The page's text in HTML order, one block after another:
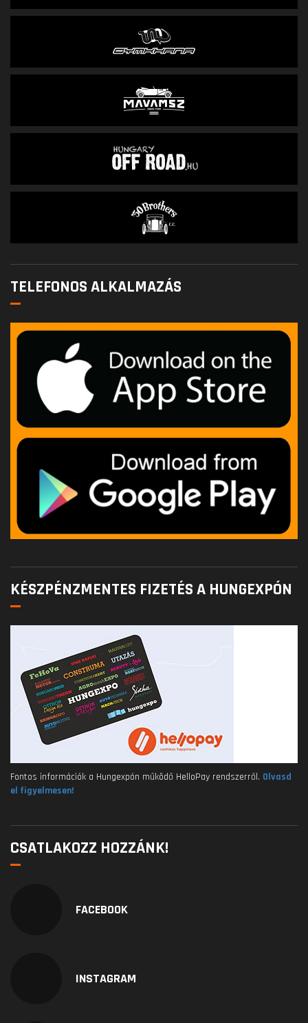
TELEFONOS ALKALMAZÁS
KÉSZPÉNZMENTES FIZETÉS A HUNGEXPÓN
Fontos információk a Hungexpón működő HelloPay rendszerről. Olvasd
el figyelmesen!
CSATLAKOZZ HOZZÁNK!
FACEBOOK
INSTAGRAM